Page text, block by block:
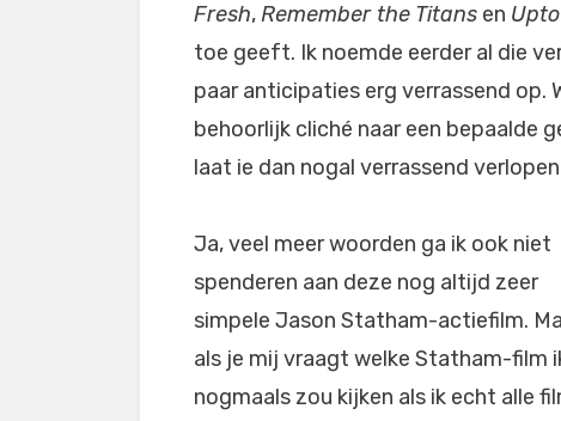
Fresh,Remember the Titans en
toe geeft. Ik noemde eerder al die
paar anticipaties erg verrassend op.
behoorlijk cliché naar een bepaalde
laat ie dan nogal verrassend
Ja, veel meer woorden ga ik ook niet
spenderen aan deze nog altijd zeer
simpele Jason Statham-actiefilm.
als je mij vraagt welke Statham-film
nogmaals zou kijken als ik echt alle